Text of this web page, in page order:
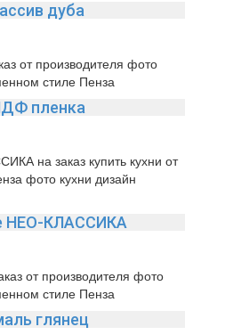
дуба
пленка
НЕО-КЛАССИКА
глянец